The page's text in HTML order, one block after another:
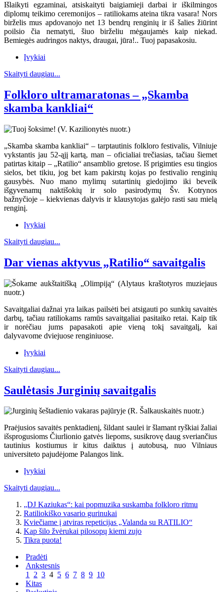
Išlaikyti egzaminai, atsiskaityti baigiamieji darbai ir iškilmingos
diplomų teikimo ceremonijos – ratiliokams ateina tikra vasara! Nors
birželis mus apdovanojo net 13 bendrų renginių ir iš šalies žiūrint
poilsio čia nematyti, šiuo birželiu mėgaujamės kaip niekad.
Bemiegės audringos naktys, draugai, jūra!.. Tuoj papasakosiu.
Įvykiai
Skaityti daugiau...
Folkloro ultramaratonas – „Skamba
skamba kankliai“
„Skamba skamba kankliai“ – tarptautinis folkloro festivalis, Vilniuje
vykstantis jau 52-ąjį kartą, man – oficialiai trečiasias, tačiau šiemet
patirtas kitaip – „Ratilio“ ansamblio gretose. Iš prigimties esu tingios
sielos, bet tikiu, jog bet kam pakirstų kojas po festivalio renginių
gausybės. Nuo mano mylimų sutartinių giedojimo iki beveik
išgyvenamų naktišokių ir solo pasirodymų Šv. Kotrynos
bažnyčioje – kiekvienas dalyvis ir klausytojas galėjo rasti sau mielą
renginį.
Įvykiai
Skaityti daugiau...
Dar vienas aktyvus „Ratilio“ savaitgalis
Savaitgaliai dažnai yra laikas pailsėti bei atsigauti po sunkių savaitės
darbų, tačiau ratiliokams ramūs savaitgaliai pasitaiko retai. Kaip tik
ir norėčiau jums papasakoti apie vieną tokį savaitgalį, kai
dalyvavome dviejuose renginiuose.
Įvykiai
Skaityti daugiau...
Saulėtasis Jurginių savaitgalis
Praėjusios savaitės penktadienį, šildant saulei ir šlamant ryškiai žaliai
išsprogusioms Čiurlionio gatvės liepoms, susikrovę daug sveriančius
tautinius kostiumus ir kitus daiktus į autobusą, nuo Vilniaus
universiteto pajudėjome Palangos link.
Įvykiai
Skaityti daugiau...
„DJ Kaziukas“: kai popmuzika suskamba folkloro ritmu
Ratiliokiško vasario gurinukai
Kviečiame į atviras repeticijas „Valanda su RATILIO“
Kap šilo žvėrukai pilosopų kiemi zujo
Tikra puota!
Pradėti
Ankstesnis
1 2 3 4 5 6 7 8 9 10
Kitas